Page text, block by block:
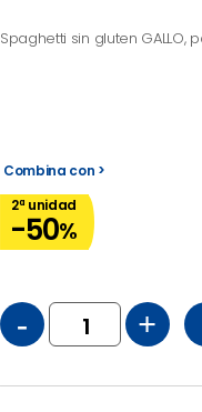
Spaghetti sin gluten GALLO,
Combina con >
2ª unidad
-50%
- +